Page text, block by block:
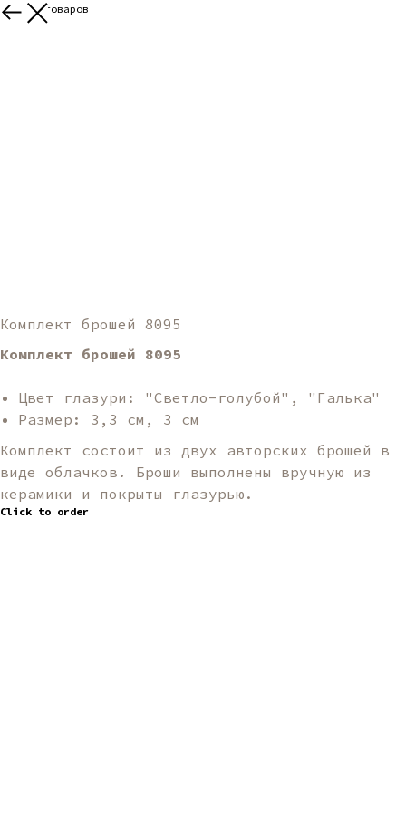
Больше товаров
Комплект брошей 8095
Комплект брошей 8095
Цвет глазури: "Светло-голубой", "Галька"
Размер: 3,3 см, 3 см
Комплект состоит из двух авторских брошей в
виде облачков. Броши выполнены вручную из
керамики и покрыты глазурью.
Click to order